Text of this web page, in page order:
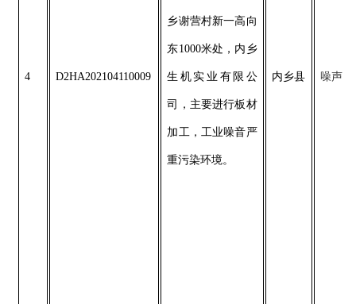
4 D2HA202104110009
乡谢营村新一高向
东1000米处，内乡
生机实业有限公
司，主要进行板材
加工，工业噪音严
重污染环境。
内乡县 噪声